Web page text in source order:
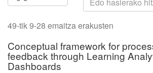
49-tik 9-28 emaitza erakusten
Conceptual framework for
feedback through Learning
Dashboards